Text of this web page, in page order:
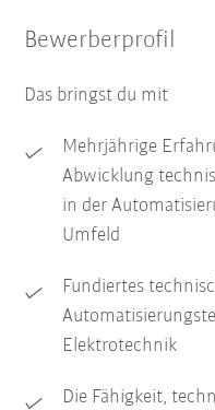
Bewerberprofil
Das bringst du mit
Mehrjährige
Abwicklung
in der
Umfeld
Fundiertes
Elektrotechnik
Die Fähigkeit,